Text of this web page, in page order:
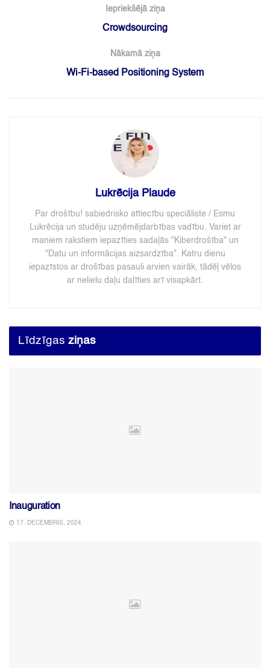
Iepriekšējā ziņa
Crowdsourcing
Nākamā ziņa
Wi-Fi-based Positioning System
Lukrēcija Plaude
Par drošību! sabiedrisko attiecību speciāliste / Esmu
Lukrēcija un studēju uzņēmējdarbības vadību. Variet ar
maniem rakstiem iepazīties sadaļās "Kiberdrošība" un
"Datu un informācijas aizsardzība". Katru dienu
iepazīstos ar drošības pasauli arvien vairāk, tādēļ vēlos
ar nelielu daļu dalīties arī visapkārt.
Līdzīgas ziņas
Inauguration
17. DECEMBRIS, 2024